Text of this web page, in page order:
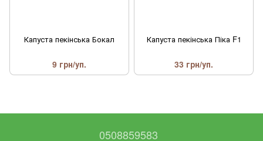
Капуста пекінська Бокал
9 грн/уп.
Капуста пекінська Піка F1
33 грн/уп.
0508859583